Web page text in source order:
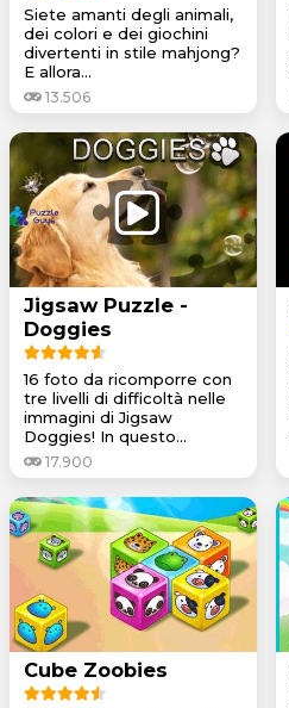
Siete amanti degli animali,
dei colori e dei giochini
divertenti in stile mahjong?
E allora...
13.506
Jigsaw Puzzle -
Doggies
16 foto da ricomporre con
tre livelli di difficoltà nelle
immagini di Jigsaw
Doggies! In questo...
17.900
Cube Zoobies